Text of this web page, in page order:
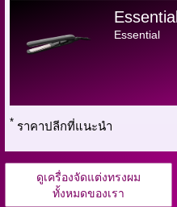
Essential
Essential
* ราคาปลีกที่แนะนำ
ดูเครื่องจัดแต่งทรงผม
ทั้งหมดของเรา